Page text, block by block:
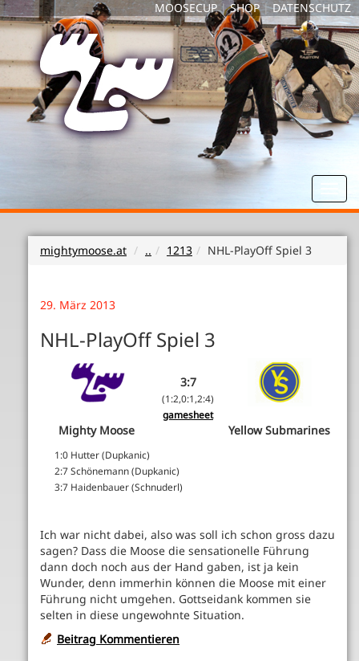
mightymoose.at .. 1213 NHL-PlayOff Spiel 3
29. März 2013
NHL-PlayOff Spiel 3
Mighty Moose
3:7
(1:2,0:1,2:4)
gamesheet
Yellow Submarines
1:0 Hutter (Dupkanic)
2:7 Schönemann (Dupkanic)
3:7 Haidenbauer (Schnuderl)
Ich war nicht dabei, also was soll ich schon gross dazu
sagen? Dass die Moose die sensationelle Führung
dann doch noch aus der Hand gaben, ist ja kein
Wunder, denn immerhin können die Moose mit einer
Führung nicht umgehen. Gottseidank kommen sie
selten in diese ungewohnte Situation.
Beitrag Kommentieren
MOOSECUP|SHOP|DATENSCHUTZ